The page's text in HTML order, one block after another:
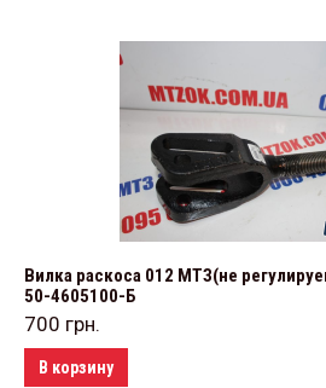
Вилка раскоса 012 МТЗ(не
50-4605100-Б
700 грн.
В корзину